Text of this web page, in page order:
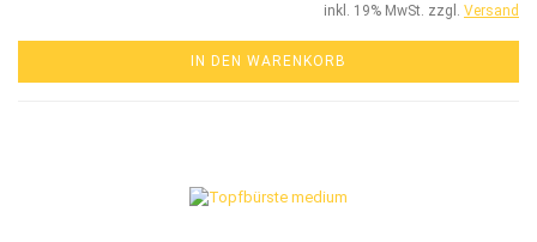
inkl. 19% MwSt. zzgl. Versand
IN DEN WARENKORB